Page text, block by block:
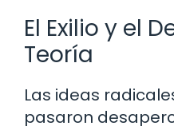
El Exilio y el
Teoría
Las ideas
pasaron